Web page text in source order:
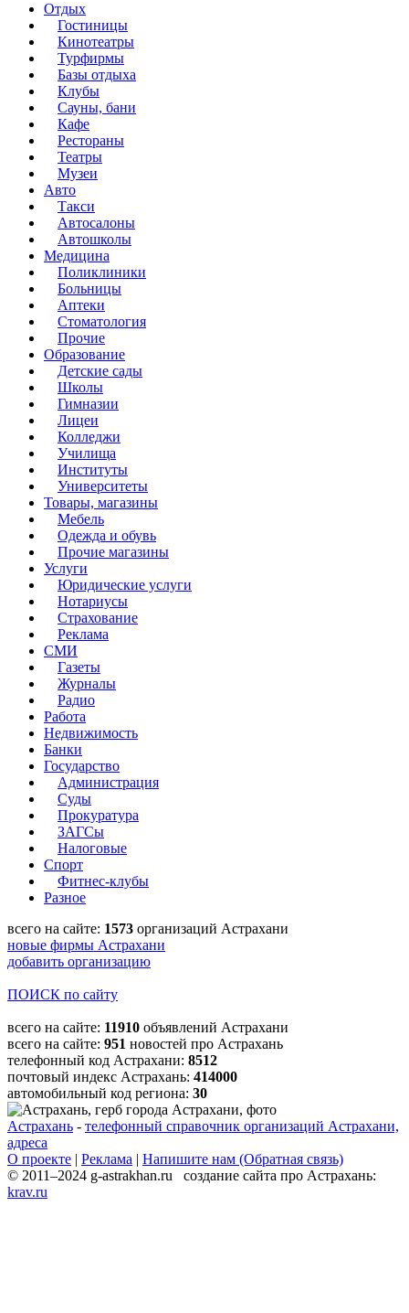
Отдых
Гостиницы
Кинотеатры
Турфирмы
Базы отдыха
Клубы
Сауны, бани
Кафе
Рестораны
Театры
Музеи
Авто
Такси
Автосалоны
Автошколы
Медицина
Поликлиники
Больницы
Аптеки
Стоматология
Прочие
Образование
Детские сады
Школы
Гимназии
Лицеи
Колледжи
Училища
Институты
Университеты
Товары, магазины
Мебель
Одежда и обувь
Прочие магазины
Услуги
Юридические услуги
Нотариусы
Страхование
Реклама
СМИ
Газеты
Журналы
Радио
Работа
Недвижимость
Банки
Государство
Администрация
Суды
Прокуратура
ЗАГСы
Налоговые
Спорт
Фитнес-клубы
Разное
всего на сайте: 1573 организаций Астрахани
новые фирмы Астрахани
добавить организацию
ПОИСК по сайту
всего на сайте: 11910 объявлений Астрахани
всего на сайте: 951 новостей про Астрахань
телефонный код Астрахани: 8512
почтовый индекс Астрахань: 414000
автомобильный код региона: 30
Астрахань - телефонный справочник организаций Астрахани,
адреса
О проекте | Реклама | Напишите нам (Обратная связь)
© 2011–2024 g-astrakhan.ru создание сайта про Астрахань:
krav.ru